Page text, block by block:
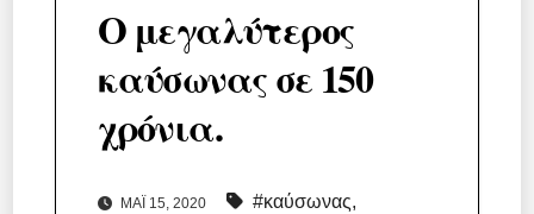
Ο μεγαλύτερος
καύσωνας σε 150
χρόνια.
ΜΆΙ 15, 2020 #καύσωνας,